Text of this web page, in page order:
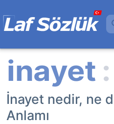
İnayet nedir, ne
Anlamı